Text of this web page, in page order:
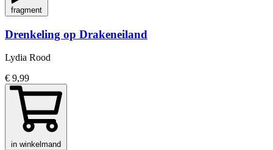
fragment
Drenkeling op Drakeneiland
Lydia Rood
€ 9,99
in winkelmand